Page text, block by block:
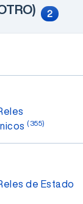
2
(355)
de Estado